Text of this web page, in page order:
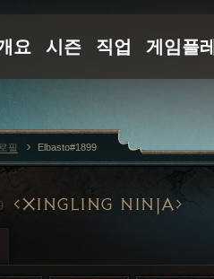
XINGLING NINJA
필 Elbasto#1899